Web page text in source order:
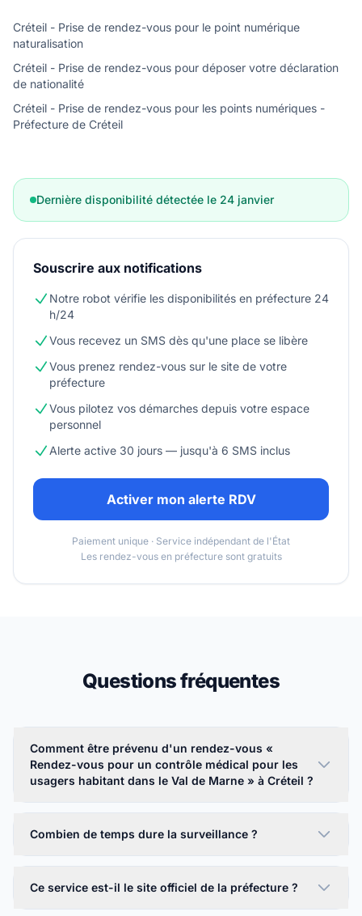
Créteil - Prise de rendez-vous pour le point numérique
naturalisation
Créteil - Prise de rendez-vous pour déposer votre déclaration
de nationalité
Créteil - Prise de rendez-vous pour les points numériques -
Préfecture de Créteil
Dernière disponibilité détectée le 24 janvier
Souscrire aux notifications
Notre robot vérifie les disponibilités en préfecture 24
h/24
Vous recevez un SMS dès qu'une place se libère
Vous prenez rendez-vous sur le site de votre
préfecture
Vous pilotez vos démarches depuis votre espace
personnel
Alerte active 30 jours — jusqu'à 6 SMS inclus
Activer mon alerte RDV
Paiement unique · Service indépendant de l'État
Les rendez-vous en préfecture sont gratuits
Questions fréquentes
Comment être prévenu d'un rendez-vous «
Rendez-vous pour un contrôle médical pour les
usagers habitant dans le Val de Marne » à Créteil ?
Combien de temps dure la surveillance ?
Ce service est-il le site officiel de la préfecture ?